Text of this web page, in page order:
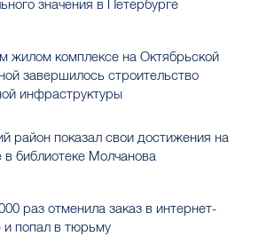
значения в Петербурге
жилом комплексе на Октябрьской
завершилось строительство
инфраструктуры
район показал свои достижения на
в библиотеке Молчанова
раз отменила заказ в интернет-
и попал в тюрьму